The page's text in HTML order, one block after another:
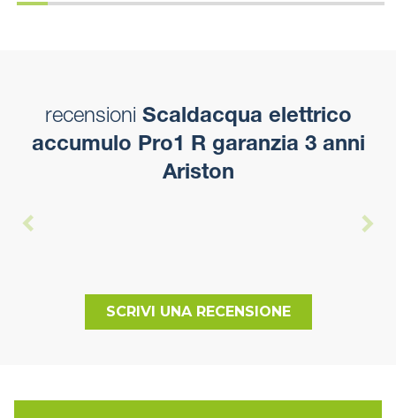
recensioni Scaldacqua elettrico
accumulo Pro1 R garanzia 3 anni
Ariston
SCRIVI UNA RECENSIONE